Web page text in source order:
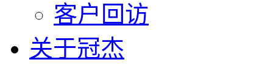
客户回访
关于冠杰